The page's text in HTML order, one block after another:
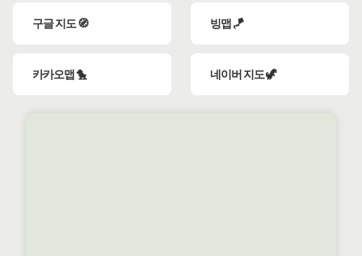
구글 지도 🧭 빙맵 🪁
카카오맵 🐤 네이버 지도 🦖